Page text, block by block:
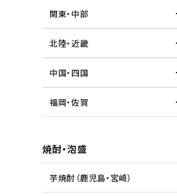
関東・中部
北陸・近畿
中国・四国
福岡・佐賀
焼酎・泡盛
芋焼酎（鹿児島・宮崎）